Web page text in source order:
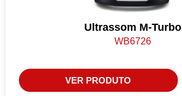
Ultrassom M-Turbo
WB6726
VER PRODUTO